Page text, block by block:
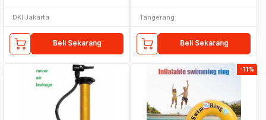
DKI Jakarta
Beli Sekarang
Tangerang
Beli Sekarang
-11%